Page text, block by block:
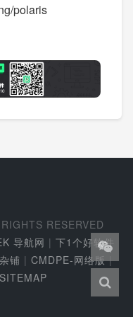
polaris
RESERVED
导航网 | 下1个好软件
杂铺 | CMDPE-网络版|
SITEMAP